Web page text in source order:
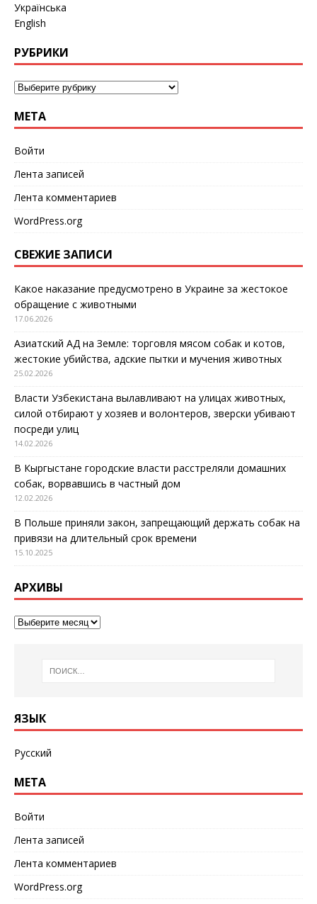
Українська
English
РУБРИКИ
МЕТА
Войти
Лента записей
Лента комментариев
WordPress.org
СВЕЖИЕ ЗАПИСИ
Какое наказание предусмотрено в Украине за жестокое
обращение с животными
17.06.2026
Азиатский АД на Земле: торговля мясом собак и котов,
жестокие убийства, адские пытки и мучения животных
25.02.2026
Власти Узбекистана вылавливают на улицах животных,
силой отбирают у хозяев и волонтеров, зверски убивают
посреди улиц
14.02.2026
В Кыргыстане городские власти расстреляли домашних
собак, ворвавшись в частный дом
12.02.2026
В Польше приняли закон, запрещающий держать собак на
привязи на длительный срок времени
15.10.2025
АРХИВЫ
ЯЗЫК
Русский
МЕТА
Войти
Лента записей
Лента комментариев
WordPress.org